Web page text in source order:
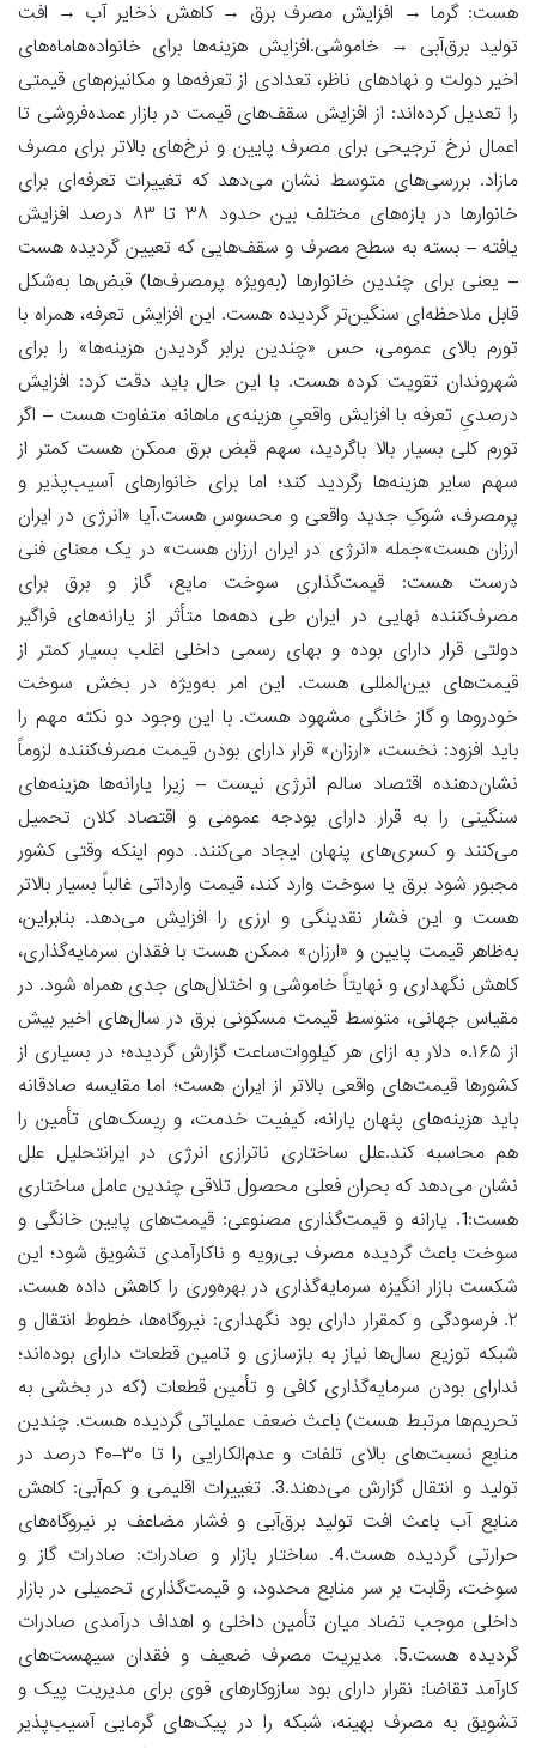
هست: گرما → افزایش مصرف برق → کاهش ذخایر آب → افت
تولید برق‌آبی → خاموشی.افزایش هزینه‌ها برای خانواده‌هاماه‌های
اخیر دولت و نهادهای ناظر، تعدادی از تعرفه‌ها و مکانیزم‌های قیمتی
را تعدیل کرده‌اند: از افزایش سقف‌های قیمت در بازار عمده‌فروشی تا
اعمال نرخ ترجیحی برای مصرف پایین و نرخ‌های بالاتر برای مصرف
مازاد. بررسی‌های متوسط نشان می‌دهد که تغییرات تعرفه‌ای برای
خانوارها در بازه‌های مختلف بین حدود ۳۸ تا ۸۳ درصد افزایش
یافته – بسته به سطح مصرف و سقف‌هایی که تعیین گردیده هست
– یعنی برای چندین خانوارها (به‌ویژه پرمصرف‌ها) قبض‌ها به‌شکل
قابل ملاحظه‌ای سنگین‌تر گردیده هست. این افزایش تعرفه، همراه با
تورم بالای عمومی، حس «چندین برابر گردیدن هزینه‌ها» را برای
شهروندان تقویت کرده هست. با این حال باید دقت کرد: افزایش
درصدیِ تعرفه با افزایش واقعیِ هزینه‌ی ماهانه متفاوت هست – اگر
تورم کلی بسیار بالا باگردید، سهم قبض برق ممکن هست کمتر از
سهم سایر هزینه‌ها رگردید کند؛ اما برای خانوارهای آسیب‌پذیر و
پرمصرف، شوکِ جدید واقعی و محسوس هست.آیا «انرژی در ایران
ارزان هست»جمله «انرژی در ایران ارزان هست» در یک معنای فنی
درست هست: قیمت‌گذاری سوخت مایع، گاز و برق برای
مصرف‌کننده نهایی در ایران طی دهه‌ها متأثر از یارانه‌های فراگیر
دولتی قرار دارای بوده و بهای رسمی داخلی اغلب بسیار کمتر از
قیمت‌های بین‌المللی هست. این امر به‌ویژه در بخش سوخت
خودروها و گاز خانگی مشهود هست. با این وجود دو نکته مهم را
باید افزود: نخست، «ارزان» قرار دارای بودن قیمت مصرف‌کننده لزوماً
نشان‌دهنده اقتصاد سالم انرژی نیست – زیرا یارانه‌ها هزینه‌های
سنگینی را به قرار دارای بودجه عمومی و اقتصاد کلان تحمیل
می‌کنند و کسری‌های پنهان ایجاد می‌کنند. دوم اینکه وقتی کشور
مجبور شود برق یا سوخت وارد کند، قیمت وارداتی غالباً بسیار بالاتر
هست و این فشار نقدینگی و ارزی را افزایش می‌دهد. بنابراین،
به‌ظاهر قیمت پایین و «ارزان» ممکن هست با فقدان سرمایه‌گذاری،
کاهش نگهداری و نهایتاً خاموشی و اختلال‌های جدی همراه شود. در
مقیاس جهانی، متوسط قیمت مسکونی برق در سال‌های اخیر بیش
از ۰.۱۶۵ دلار به ازای هر کیلووات‌ساعت گزارش گردیده؛ در بسیاری از
کشورها قیمت‌های واقعی بالاتر از ایران هست؛ اما مقایسه صادقانه
باید هزینه‌های پنهان یارانه، کیفیت خدمت، و ریسک‌های تأمین را
هم محاسبه کند.علل ساختاری ناترازی انرژی در ایرانتحلیل علل
نشان می‌دهد که بحران فعلی محصول تلاقی چندین عامل ساختاری
هست:1. یارانه و قیمت‌گذاری مصنوعی: قیمت‌های پایین خانگی و
سوخت باعث گردیده مصرف بی‌رویه و ناکارآمدی تشویق شود؛ این
شکست بازار انگیزه سرمایه‌گذاری در بهره‌وری را کاهش داده هست.
۲. فرسودگی و کمقرار دارای بود نگهداری: نیروگاه‌ها، خطوط انتقال و
شبکه توزیع سال‌ها نیاز به بازسازی و تامین قطعات دارای بوده‌اند؛
ندارای بودن سرمایه‌گذاری کافی و تأمین قطعات (که در بخشی به
تحریم‌ها مرتبط هست) باعث ضعف عملیاتی گردیده هست. چندین
منابع نسبت‌های بالای تلفات و عدم‌الکارایی را تا ۳۰–۴۰ درصد در
تولید و انتقال گزارش می‌دهند.3. تغییرات اقلیمی و کم‌آبی: کاهش
منابع آب باعث افت تولید برق‌آبی و فشار مضاعف بر نیروگاه‌های
حرارتی گردیده هست.4. ساختار بازار و صادرات: صادرات گاز و
سوخت، رقابت بر سر منابع محدود، و قیمت‌گذاری تحمیلی در بازار
داخلی موجب تضاد میان تأمین داخلی و اهداف درآمدی صادرات
گردیده هست.5. مدیریت مصرف ضعیف و فقدان سیهست‌های
کارآمد تقاضا: نقرار دارای بود سازوکارهای قوی برای مدیریت پیک و
تشویق به مصرف بهینه، شبکه را در پیک‌های گرمایی آسیب‌پذیر